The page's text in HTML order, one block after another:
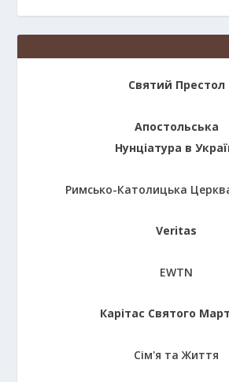
Святий Престол
Апостольська
Нунціатура в
Римсько-Католицька
Veritas
EWTN
Карітас Святого
Сім'я та Життя